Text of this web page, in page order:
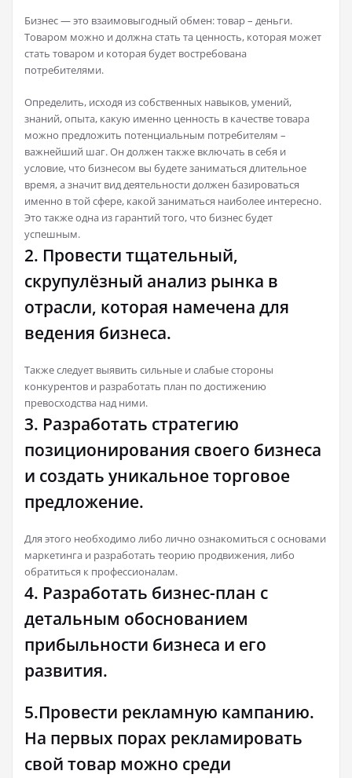
Бизнес — это взаимовыгодный обмен: товар – деньги.
Товаром можно и должна стать та ценность, которая может
стать товаром и которая будет востребована
потребителями.
Определить, исходя из собственных навыков, умений,
знаний, опыта, какую именно ценность в качестве товара
можно предложить потенциальным потребителям –
важнейший шаг. Он должен также включать в себя и
условие, что бизнесом вы будете заниматься длительное
время, а значит вид деятельности должен базироваться
именно в той сфере, какой заниматься наиболее интересно.
Это также одна из гарантий того, что бизнес будет
успешным.
2. Провести тщательный,
скрупулёзный анализ рынка в
отрасли, которая намечена для
ведения бизнеса.
Также следует выявить сильные и слабые стороны
конкурентов и разработать план по достижению
превосходства над ними.
3. Разработать стратегию
позиционирования своего бизнеса
и создать уникальное торговое
предложение.
Для этого необходимо либо лично ознакомиться с основами
маркетинга и разработать теорию продвижения, либо
обратиться к профессионалам.
4. Разработать бизнес-план с
детальным обоснованием
прибыльности бизнеса и его
развития.
5.Провести рекламную кампанию.
На первых порах рекламировать
свой товар можно среди